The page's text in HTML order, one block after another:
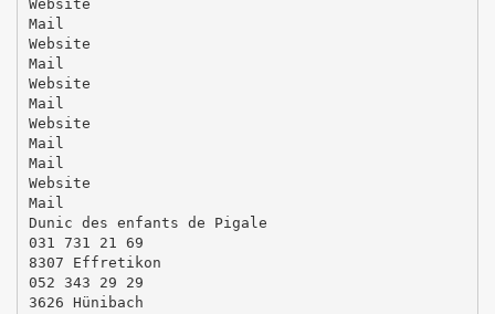
Website
Mail
Website
Mail
Website
Mail
Website
Mail
Mail
Website
Mail
Dunic des enfants de Pigale
031 731 21 69
8307 Effretikon
052 343 29 29
3626 Hünibach